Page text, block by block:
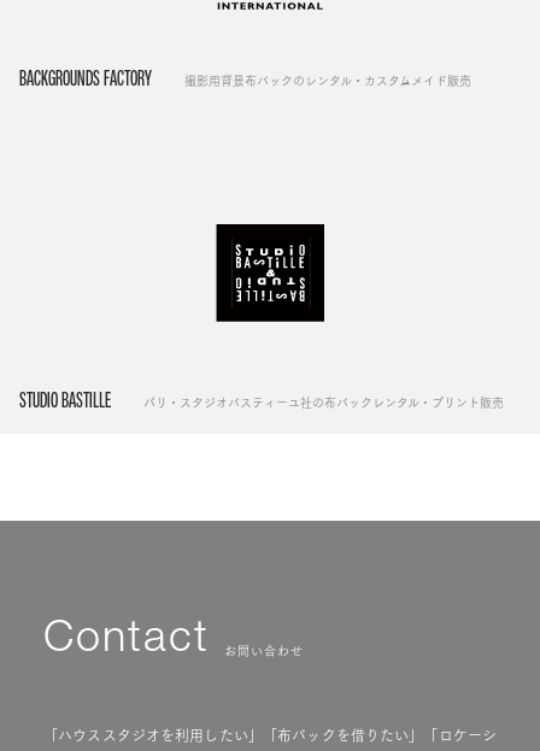
BACKGROUNDS FACTORY 撮影用背景布バックのレンタル・カスタムメイド販売
STUDIO BASTILLE パリ・スタジオバスティーユ社の布バックレンタル・プリント販売
Contact お問い合わせ
「ハウススタジオを利用したい」「布バックを借りたい」「ロケーシ